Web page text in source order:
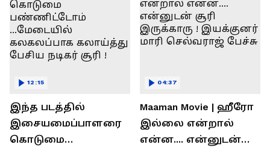
பேச்சு !
இந்த படத்தில்
இசையமைப்பாளரை
கொடுமை
12:15
Maaman Movie | ஹீரோ
இல்லை என்றால்
என்ன.... என்னுடன்
04:37